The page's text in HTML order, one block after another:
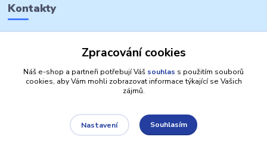
Kontakty
Zpracování cookies
Náš e-shop a partneři potřebují Váš souhlas s použitím souborů
cookies, aby Vám mohli zobrazovat informace týkající se Vašich
zájmů.
Nastavení Souhlasím